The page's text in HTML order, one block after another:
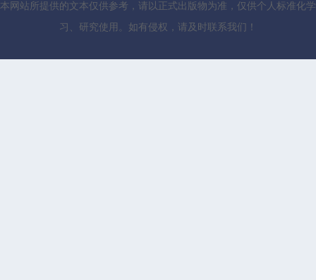
本网站所提供的文本仅供参考，请以正式出版物为准，仅供个人标准化学
习、研究使用。如有侵权，请及时联系我们！